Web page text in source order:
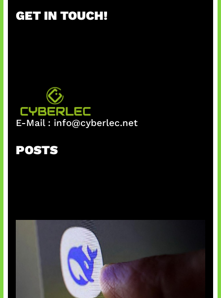
c
GET IN TOUCH!
E-Mail : info@cyberlec.net
POSTS